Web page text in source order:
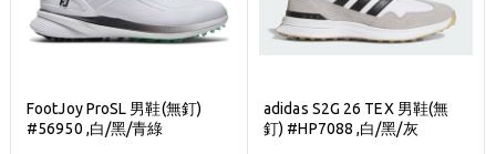
FootJoy ProSL 男鞋(無釘)
#56950 ,白/黑/青綠
adidas S2G 26 TEX 男鞋(無
釘) #HP7088 ,白/黑/灰